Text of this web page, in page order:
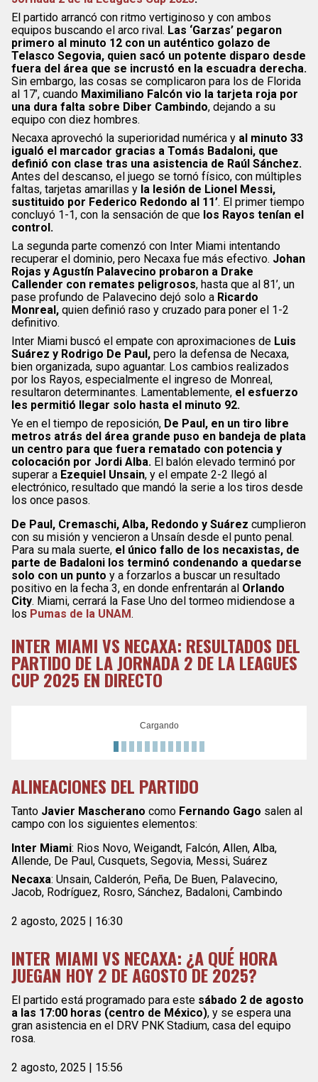
El partido arrancó con ritmo vertiginoso y con ambos
equipos buscando el arco rival. Las ‘Garzas’ pegaron
primero al minuto 12 con un auténtico golazo de
Telasco Segovia, quien sacó un potente disparo desde
fuera del área que se incrustó en la escuadra derecha.
Sin embargo, las cosas se complicaron para los de Florida
al 17’, cuando Maximiliano Falcón vio la tarjeta roja por
una dura falta sobre Diber Cambindo, dejando a su
equipo con diez hombres.
Necaxa aprovechó la superioridad numérica y al minuto 33
igualó el marcador gracias a Tomás Badaloni, que
definió con clase tras una asistencia de Raúl Sánchez.
Antes del descanso, el juego se tornó físico, con múltiples
faltas, tarjetas amarillas y la lesión de Lionel Messi,
sustituido por Federico Redondo al 11’. El primer tiempo
concluyó 1-1, con la sensación de que los Rayos tenían el
control.
La segunda parte comenzó con Inter Miami intentando
recuperar el dominio, pero Necaxa fue más efectivo. Johan
Rojas y Agustín Palavecino probaron a Drake
Callender con remates peligrosos, hasta que al 81’, un
pase profundo de Palavecino dejó solo a Ricardo
Monreal, quien definió raso y cruzado para poner el 1-2
definitivo.
Inter Miami buscó el empate con aproximaciones de Luis
Suárez y Rodrigo De Paul, pero la defensa de Necaxa,
bien organizada, supo aguantar. Los cambios realizados
por los Rayos, especialmente el ingreso de Monreal,
resultaron determinantes. Lamentablemente, el esfuerzo
les permitió llegar solo hasta el minuto 92.
Ye en el tiempo de reposición, De Paul, en un tiro libre
metros atrás del área grande puso en bandeja de plata
un centro para que fuera rematado con potencia y
colocación por Jordi Alba. El balón elevado terminó por
superar a Ezequiel Unsain, y el empate 2-2 llegó al
electrónico, resultado que mandó la serie a los tiros desde
los once pasos.
De Paul, Cremaschi, Alba, Redondo y Suárez cumplieron
con su misión y vencieron a Unsaín desde el punto penal.
Para su mala suerte, el único fallo de los necaxistas, de
parte de Badaloni los terminó condenando a quedarse
solo con un punto y a forzarlos a buscar un resultado
positivo en la fecha 3, en donde enfrentarán al Orlando
City. Miami, cerrará la Fase Uno del tormeo midiendose a
los Pumas de la UNAM.
INTER MIAMI VS NECAXA: RESULTADOS DEL
PARTIDO DE LA JORNADA 2 DE LA LEAGUES
CUP 2025 EN DIRECTO
Cargando
ALINEACIONES DEL PARTIDO
Tanto Javier Mascherano como Fernando Gago salen al
campo con los siguientes elementos:
Inter Miami: Rios Novo, Weigandt, Falcón, Allen, Alba,
Allende, De Paul, Cusquets, Segovia, Messi, Suárez
Necaxa: Unsain, Calderón, Peña, De Buen, Palavecino,
Jacob, Rodríguez, Rosro, Sánchez, Badaloni, Cambindo
2 agosto, 2025 | 16:30
INTER MIAMI VS NECAXA: ¿A QUÉ HORA
JUEGAN HOY 2 DE AGOSTO DE 2025?
El partido está programado para este sábado 2 de agosto
a las 17:00 horas (centro de México), y se espera una
gran asistencia en el DRV PNK Stadium, casa del equipo
rosa.
2 agosto, 2025 | 15:56